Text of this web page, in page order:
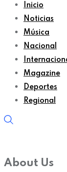
Inicio
Noticias
Música
Nacional
Magazine
Deportes
Regional
About Us